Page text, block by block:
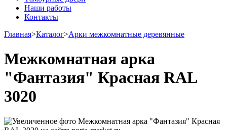
Наши работы
Контакты
Главная>Каталог>Арки межкомнатные деревянные
Межкомнатная арка
"Фантазия" Красная RAL
3020